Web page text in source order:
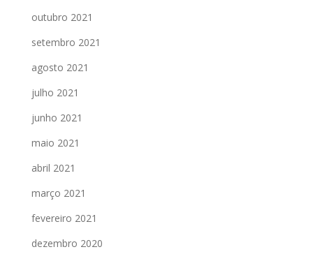
outubro 2021
setembro 2021
agosto 2021
julho 2021
junho 2021
maio 2021
abril 2021
março 2021
fevereiro 2021
dezembro 2020